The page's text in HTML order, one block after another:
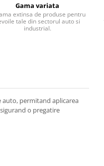
Gama variata
extinsa de produse pentru
tale din sectorul auto si
industrial.
auto, permitand aplicarea
o pregatire